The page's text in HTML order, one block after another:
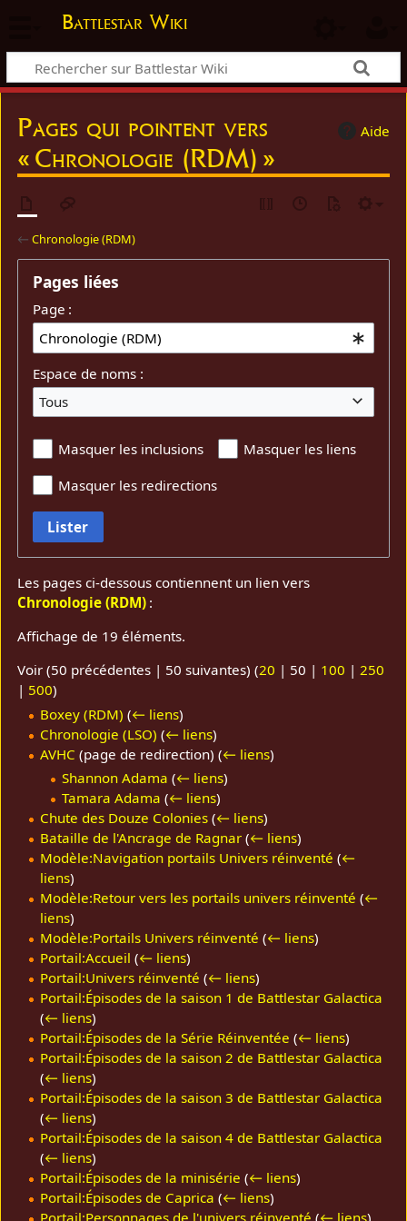
Battlestar Wiki
Aide
Pages qui pointent vers
« Chronologie (RDM) »
←Chronologie (RDM)
Pages liées
Page :
Espace de noms :
Tous
Masquer les inclusions
Masquer les liens
Masquer les redirections
Lister
Les pages ci-dessous contiennent un lien vers
Chronologie (RDM) :
Affichage de 19 éléments.
Voir (50 précédentes | 50 suivantes) (20 | 50 | 100 |250
| 500)
Boxey (RDM) (← liens)
Chronologie (LSO) (← liens)
AVHC (page de redirection) (← liens)
Shannon Adama (← liens)
Tamara Adama (← liens)
Chute des Douze Colonies (← liens)
Bataille de l'Ancrage de Ragnar (← liens)
Modèle:Navigation portails Univers réinventé (←
liens)
Modèle:Retour vers les portails univers réinventé (←
liens)
Modèle:Portails Univers réinventé (← liens)
Portail:Accueil (← liens)
Portail:Univers réinventé (← liens)
Portail:Épisodes de la saison 1 de Battlestar Galactica
(← liens)
Portail:Épisodes de la Série Réinventée (← liens)
Portail:Épisodes de la saison 2 de Battlestar Galactica
(← liens)
Portail:Épisodes de la saison 3 de Battlestar Galactica
(← liens)
Portail:Épisodes de la saison 4 de Battlestar Galactica
(← liens)
Portail:Épisodes de la minisérie (← liens)
Portail:Épisodes de Caprica (← liens)